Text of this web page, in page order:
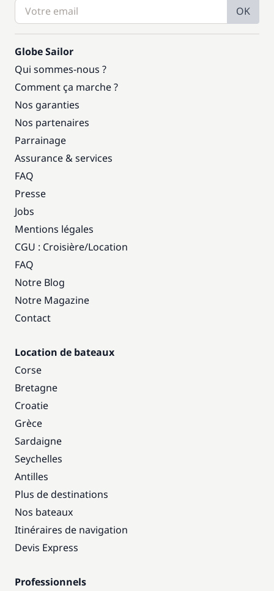
OK
Globe Sailor
Qui sommes-nous ?
Comment ça marche ?
Nos garanties
Nos partenaires
Parrainage
Assurance & services
FAQ
Presse
Jobs
Mentions légales
CGU : Croisière/Location
FAQ
Notre Blog
Notre Magazine
Contact
Location de bateaux
Corse
Bretagne
Croatie
Grèce
Sardaigne
Seychelles
Antilles
Plus de destinations
Nos bateaux
Itinéraires de navigation
Devis Express
Professionnels